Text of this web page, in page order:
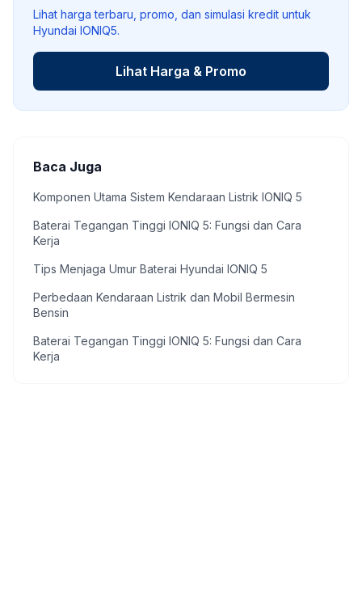
Lihat harga terbaru, promo, dan simulasi kredit untuk
Hyundai IONIQ5.
Lihat Harga & Promo
Baca Juga
Komponen Utama Sistem Kendaraan Listrik IONIQ 5
Baterai Tegangan Tinggi IONIQ 5: Fungsi dan Cara
Kerja
Tips Menjaga Umur Baterai Hyundai IONIQ 5
Perbedaan Kendaraan Listrik dan Mobil Bermesin
Bensin
Baterai Tegangan Tinggi IONIQ 5: Fungsi dan Cara
Kerja